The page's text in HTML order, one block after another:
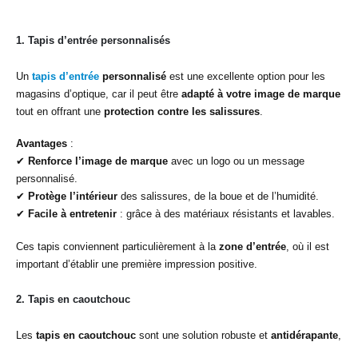
1. Tapis d’entrée personnalisés
Un tapis d’entrée personnalisé est une excellente option pour les
magasins d’optique, car il peut être adapté à votre image de marque
tout en offrant une protection contre les salissures
Avantages :
✔ Renforce l’image de marque avec un logo ou un message
personnalisé.
✔ Protège l’intérieur des salissures, de la boue et de l’humidité.
✔ Facile à entretenir : grâce à des matériaux résistants et lavables.
Ces tapis conviennent particulièrement à la zone d’entrée , où il est
important d’établir une première impression positive.
2. Tapis en caoutchouc
Les tapis en caoutchouc sont une solution robuste et antidérapante,